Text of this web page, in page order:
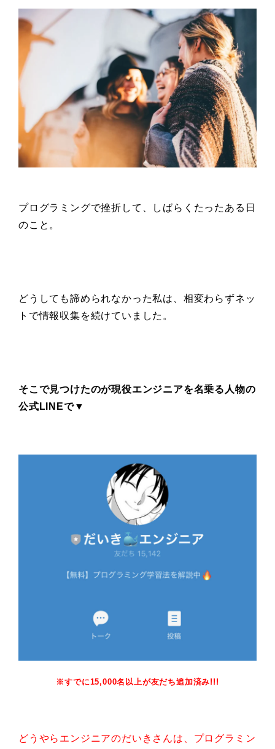
プログラミングで挫折して、しばらくたったある日
のこと。
どうしても諦められなかった私は、相変わらずネッ
トで情報収集を続けていました。
そこで見つけたのが現役エンジニアを名乗る人物の
公式LINEで▼
※すでに15,000名以上が友だち追加済み!!!
どうやらエンジニアのだいきさんは、プログラミン